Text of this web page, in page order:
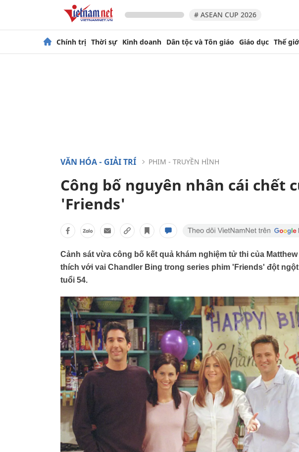
# ASEAN CUP 2026
Chính trị Thời sự Kinh doanh Dân tộc và Tôn giáo Giáo dục Thế
VĂN HÓA - GIẢI TRÍ PHIM - TRUYỀN HÌNH
Công bố nguyên nhân cái chết
'Friends'
Cảnh sát vừa công bố kết quả khám nghiệm tử thi của
thích với vai Chandler Bing trong series phim 'Friends' đột
tuổi 54.